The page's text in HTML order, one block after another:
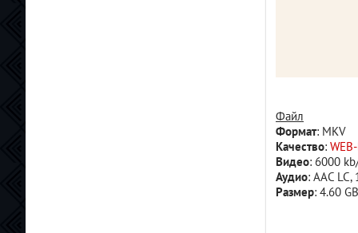
Файл
Формат: MKV
Качество:
Видео: 6000
Аудио: AAC
Размер: 4.60 GB